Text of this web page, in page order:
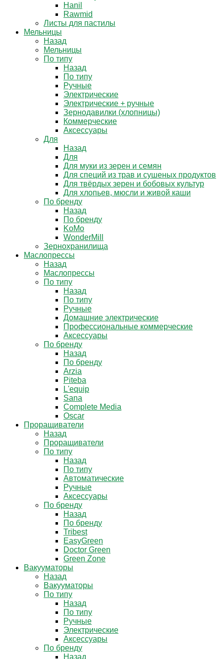
Hanil
Rawmid
Листы для пастилы
Мельницы
Назад
Мельницы
По типу
Назад
По типу
Ручные
Электрические
Электрические + ручные
Зернодавилки (хлопницы)
Коммерческие
Аксессуары
Для
Назад
Для
Для муки из зерен и семян
Для специй из трав и сушеных продуктов
Для твёрдых зерен и бобовых культур
Для хлопьев, мюсли и живой каши
По бренду
Назад
По бренду
KoMo
WonderMill
Зернохранилища
Маслопрессы
Назад
Маслопрессы
По типу
Назад
По типу
Ручные
Домашние электрические
Профессиональные коммерческие
Аксессуары
По бренду
Назад
По бренду
Arzia
Piteba
L'equip
Sana
Complete Media
Oscar
Проращиватели
Назад
Проращиватели
По типу
Назад
По типу
Автоматические
Ручные
Аксессуары
По бренду
Назад
По бренду
Tribest
EasyGreen
Doctor Green
Green Zone
Вакууматоры
Назад
Вакууматоры
По типу
Назад
По типу
Ручные
Электрические
Аксессуары
По бренду
Назад